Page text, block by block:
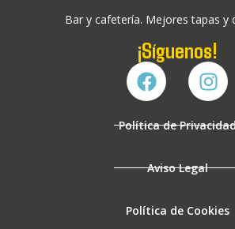
Bar y cafetería. Mejores tapas y
¡Síguenos!
Política de
Aviso Legal
Política de Cookies